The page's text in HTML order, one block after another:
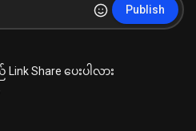
တီးပုံများ Publish
Share ပေးပါလား